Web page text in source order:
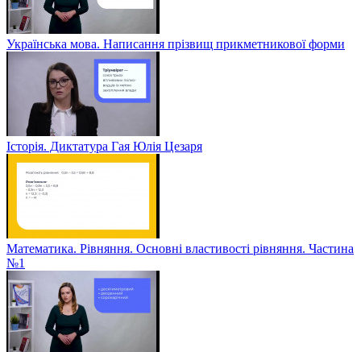
Українська мова. Написання прізвищ прикметникової форми
Історія. Диктатура Гая Юлія Цезаря
Математика. Рівняння. Основні властивості рівняння. Частина
№1